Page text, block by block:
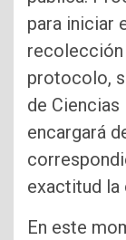
para iniciar
recolección
protocolo,
de
encargará
exactitud la
En este